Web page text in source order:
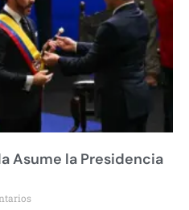
Asume la Presidencia